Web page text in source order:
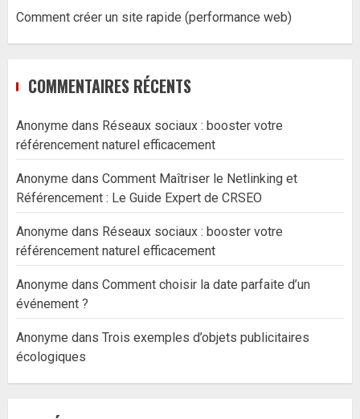
Comment créer un site rapide (performance web)
COMMENTAIRES RÉCENTS
Anonyme dans Réseaux sociaux : booster votre
référencement naturel efficacement
Anonyme dans Comment Maîtriser le Netlinking et
Référencement : Le Guide Expert de CRSEO
Anonyme dans Réseaux sociaux : booster votre
référencement naturel efficacement
Anonyme dans Comment choisir la date parfaite d’un
événement ?
Anonyme dans Trois exemples d’objets publicitaires
écologiques